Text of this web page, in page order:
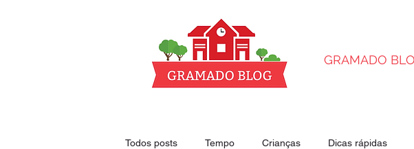
GRAMADO
Todos posts Tempo Crianças Dicas rápidas